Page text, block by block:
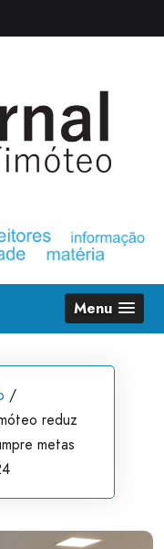
Menu
/
reduz
metas